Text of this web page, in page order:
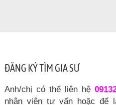
ĐĂNG KÝ TÌM GIA SƯ
Anh/chị có thể liên hệ
nhân viên tư vấn hoặc để